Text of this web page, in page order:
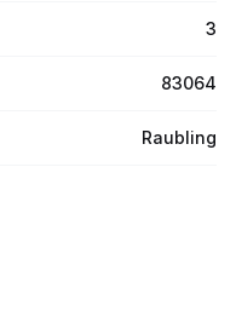
3
83064
Raubling